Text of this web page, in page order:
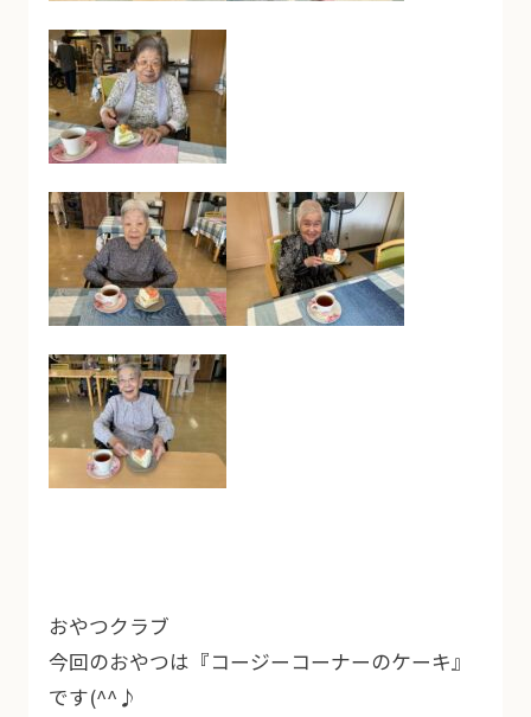
おやつクラブ
今回のおやつは『コージーコーナーのケーキ』
です(^^♪